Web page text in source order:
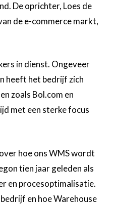
De oprichter, Loes de
de e-commerce markt,
in dienst. Ongeveer
heeft het bedrijf zich
zoals Bol.com en
met een sterke focus
hoe ons WMS wordt
tien jaar geleden als
en procesoptimalisatie.
en hoe Warehouse